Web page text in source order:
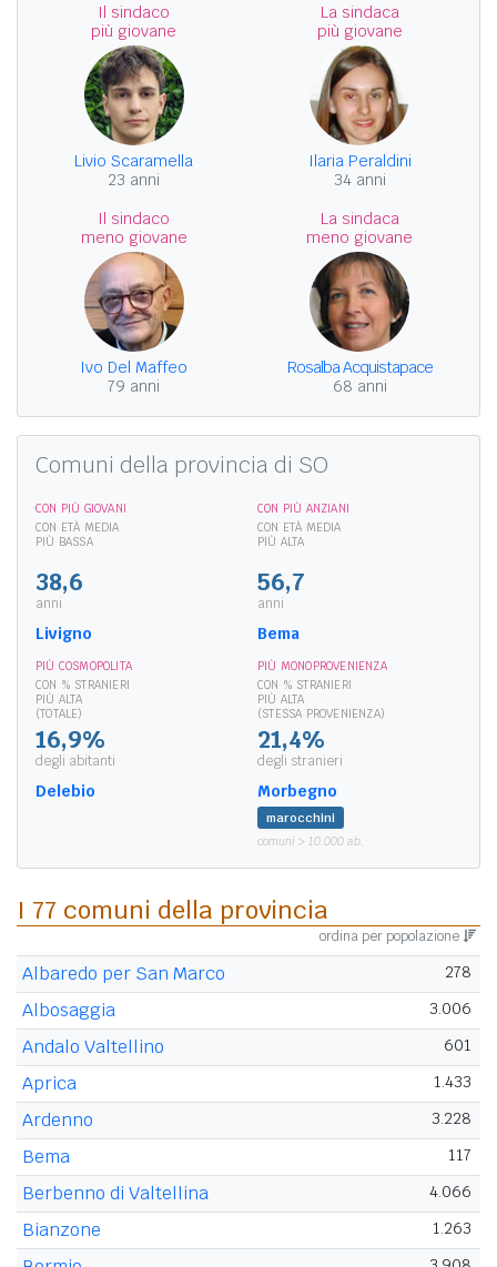
Il sindaco
più giovane
Livio Scaramella
23 anni
La sindaca
più giovane
Ilaria Peraldini
34 anni
Il sindaco
meno giovane
Ivo Del Maffeo
79 anni
La sindaca
meno giovane
Rosalba Acquistapace
68 anni
Comuni della provincia di SO
CON PIÙ GIOVANI
CON ETÀ MEDIA
PIÙ BASSA
38,6
anni
Livigno
CON PIÙ ANZIANI
CON ETÀ MEDIA
PIÙ ALTA
56,7
anni
Bema
PIÙ COSMOPOLITA
CON % STRANIERI
PIÙ ALTA
(TOTALE)
16,9%
degli abitanti
Delebio
PIÙ MONOPROVENIENZA
CON % STRANIERI
PIÙ ALTA
(STESSA PROVENIENZA)
21,4%
degli stranieri
Morbegno
marocchini
comuni > 10.000 ab.
I 77 comuni della provincia
ordina per popolazione
Albaredo per San Marco 278
Albosaggia 3.006
Andalo Valtellino 601
Aprica 1.433
Ardenno 3.228
Bema 117
Berbenno di Valtellina 4.066
Bianzone 1.263